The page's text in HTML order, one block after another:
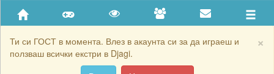
×
Ти си ГОСТ в момента. Влез в акаунта си за да играеш и
ползваш всички екстри в Djagi.
Приятели
Хронология на игри